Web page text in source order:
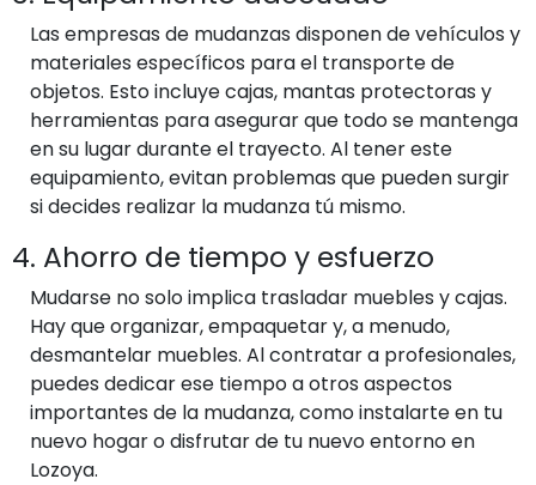
Las empresas de mudanzas disponen de vehículos y
materiales específicos para el transporte de
objetos. Esto incluye cajas, mantas protectoras y
herramientas para asegurar que todo se mantenga
en su lugar durante el trayecto. Al tener este
equipamiento, evitan problemas que pueden surgir
si decides realizar la mudanza tú mismo.
4. Ahorro de tiempo y esfuerzo
Mudarse no solo implica trasladar muebles y cajas.
Hay que organizar, empaquetar y, a menudo,
desmantelar muebles. Al contratar a profesionales,
puedes dedicar ese tiempo a otros aspectos
importantes de la mudanza, como instalarte en tu
nuevo hogar o disfrutar de tu nuevo entorno en
Lozoya.